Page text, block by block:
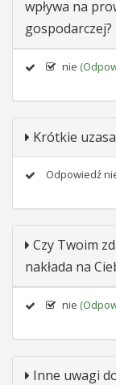
wpływa na
gospodarczej?
nie
Krótkie
Odpowiedź
Czy Twoim
nakłada na
nie
Inne uwagi